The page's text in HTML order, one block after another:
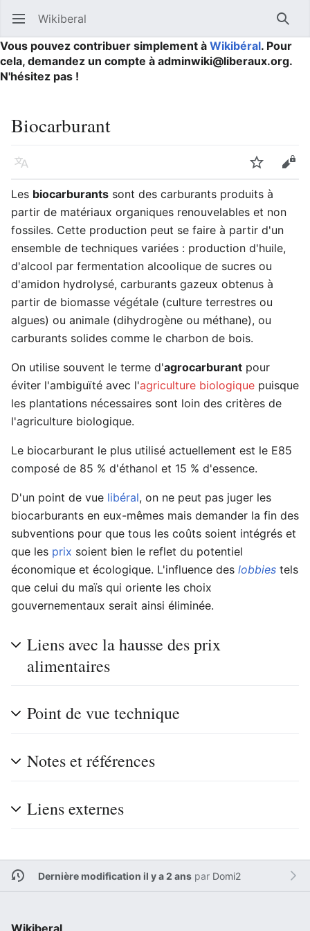
Ouvrir le menu principal Wikiberal
Vous pouvez contribuer simplement à Wikibéral. Pour
cela, demandez un compte à adminwiki@liberaux.org.
N'hésitez pas !
Biocarburant
Langue Suivre
Les biocarburants sont des carburants produits à
partir de matériaux organiques renouvelables et non
fossiles. Cette production peut se faire à partir d'un
ensemble de techniques variées : production d'huile,
d'alcool par fermentation alcoolique de sucres ou
d'amidon hydrolysé, carburants gazeux obtenus à
partir de biomasse végétale (culture terrestres ou
algues) ou animale (dihydrogène ou méthane), ou
carburants solides comme le charbon de bois.
On utilise souvent le terme d'agrocarburant pour
éviter l'ambiguïté avec l'agriculture biologique puisque
les plantations nécessaires sont loin des critères de
l'agriculture biologique.
Le biocarburant le plus utilisé actuellement est le E85
composé de 85 % d'éthanol et 15 % d'essence.
D'un point de vue libéral, on ne peut pas juger les
biocarburants en eux-mêmes mais demander la fin des
subventions pour que tous les coûts soient intégrés et
que les prix soient bien le reflet du potentiel
économique et écologique. L'influence des lobbies tels
que celui du maïs qui oriente les choix
gouvernementaux serait ainsi éliminée.
Liens avec la hausse des prix
alimentaires
Point de vue technique
Notes et références
Liens externes
Dernière modification il y a 2 anspar Domi2
Wikiberal